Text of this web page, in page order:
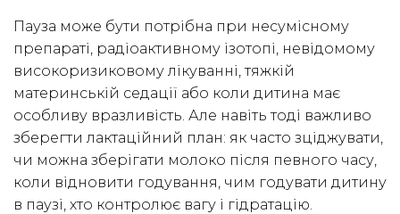
Пауза може бути потрібна при несумісному
препараті, радіоактивному ізотопі, невідомому
високоризиковому лікуванні, тяжкій
материнській седації або коли дитина має
особливу вразливість. Але навіть тоді важливо
зберегти лактаційний план: як часто зціджувати,
чи можна зберігати молоко після певного часу,
коли відновити годування, чим годувати дитину
в паузі, хто контролює вагу і гідратацію.